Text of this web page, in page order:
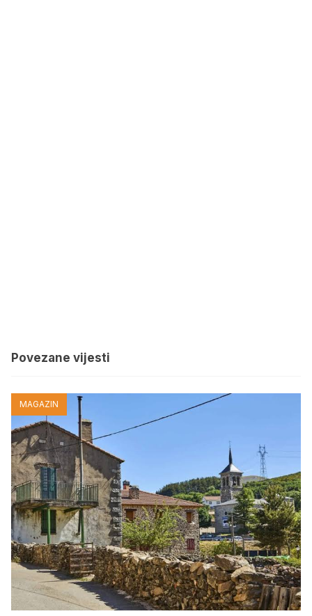
Povezane vijesti
MAGAZIN